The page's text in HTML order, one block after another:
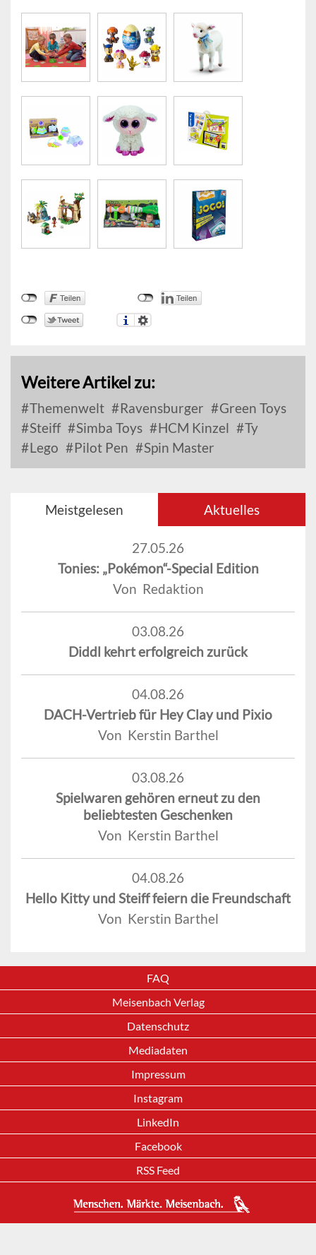
Weitere Artikel zu:
Themenwelt Ravensburger
Green Toys
Steiff
Simba Toys HCM Kinzel
Ty
Lego
Pilot Pen Spin Master
Meistgelesen Aktuelles
27.05.26
Tonies: „Pokémon“-Special Edition
Von Redaktion
03.08.26
Diddl kehrt erfolgreich zurück
04.08.26
DACH-Vertrieb für Hey Clay und Pixio
Von Kerstin Barthel
03.08.26
Spielwaren gehören erneut zu den
beliebtesten Geschenken
Von Kerstin Barthel
04.08.26
Hello Kitty und Steiff feiern die Freundschaft
Von Kerstin Barthel
FAQ
Meisenbach Verlag
Datenschutz
Mediadaten
Impressum
Instagram
LinkedIn
Facebook
RSS Feed